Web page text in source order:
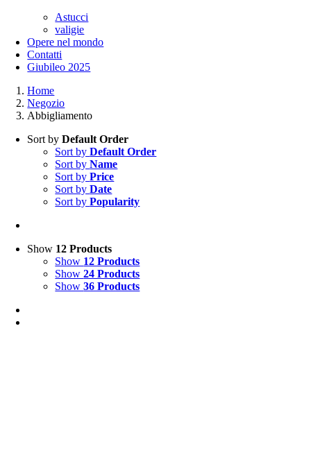
Astucci
valigie
Opere nel mondo
Contatti
Giubileo 2025
Home
Negozio
Abbigliamento
Sort byDefault Order
Sort byDefault Order
Sort byName
Sort byPrice
Sort byDate
Sort byPopularity
Show 12 Products
Show 12 Products
Show24 Products
Show36 Products